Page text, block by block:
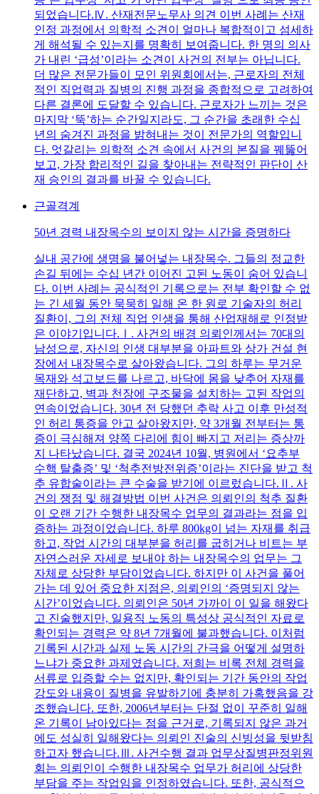
되었습니다.Ⅳ. 산재전문노무사 의견 이번 사례는 산재
인정 과정에서 의학적 소견이 얼마나 복합적이고 섬세하
게 해석될 수 있는지를 명확히 보여줍니다. 한 명의 의사
가 내린 ‘급성’이라는 소견이 사건의 전부는 아닙니다.
더 많은 전문가들이 모인 위원회에서는, 근로자의 전체
적인 직업력과 질병의 진행 과정을 종합적으로 고려하여
다른 결론에 도달할 수 있습니다. 근로자가 느끼는 것은
마지막 ‘뚝’하는 순간일지라도, 그 순간을 초래한 수십
년의 숨겨진 과정을 밝혀내는 것이 전문가의 역할입니
다. 엇갈리는 의학적 소견 속에서 사건의 본질을 꿰뚫어
보고, 가장 합리적인 길을 찾아내는 전략적인 판단이 산
재 승인의 결과를 바꿀 수 있습니다.
근골격계
50년 경력 내장목수의 보이지 않는 시간을 증명하다
실내 공간에 생명을 불어넣는 내장목수. 그들의 정교한
손길 뒤에는 수십 년간 이어진 고된 노동이 숨어 있습니
다. 이번 사례는 공식적인 기록으로는 전부 확인할 수 없
는 긴 세월 동안 묵묵히 일해 온 한 원로 기술자의 허리
질환이, 그의 전체 직업 인생을 통해 산업재해로 인정받
은 이야기입니다.Ⅰ. 사건의 배경 의뢰인께서는 70대의
남성으로, 자신의 인생 대부분을 아파트와 상가 건설 현
장에서 내장목수로 살아왔습니다. 그의 하루는 무거운
목재와 석고보드를 나르고, 바닥에 몸을 낮추어 자재를
재단하고, 벽과 천장에 구조물을 설치하는 고된 작업의
연속이었습니다. 30년 전 당했던 추락 사고 이후 만성적
인 허리 통증을 안고 살아왔지만, 약 3개월 전부터는 통
증이 극심해져 양쪽 다리에 힘이 빠지고 저리는 증상까
지 나타났습니다. 결국 2024년 10월, 병원에서 ‘요추부
수핵 탈출증’ 및 ‘척추전방전위증’이라는 진단을 받고 척
추 유합술이라는 큰 수술을 받기에 이르렀습니다.Ⅱ. 사
건의 쟁점 및 해결방법 이번 사건은 의뢰인의 척추 질환
이 오랜 기간 수행한 내장목수 업무의 결과라는 점을 입
증하는 과정이었습니다. 하루 800kg이 넘는 자재를 취급
하고, 작업 시간의 대부분을 허리를 굽히거나 비트는 부
자연스러운 자세로 보내야 하는 내장목수의 업무는 그
자체로 상당한 부담이었습니다. 하지만 이 사건을 풀어
가는 데 있어 중요한 지점은, 의뢰인의 ‘증명되지 않는
시간’이었습니다. 의뢰인은 50년 가까이 이 일을 해왔다
고 진술했지만, 일용직 노동의 특성상 공식적인 자료로
확인되는 경력은 약 8년 7개월에 불과했습니다. 이처럼
기록된 시간과 실제 노동 시간의 간극을 어떻게 설명하
느냐가 중요한 과제였습니다. 저희는 비록 전체 경력을
서류로 입증할 수는 없지만, 확인되는 기간 동안의 작업
강도와 내용이 질병을 유발하기에 충분히 가혹했음을 강
조했습니다. 또한, 2006년부터는 단절 없이 꾸준히 일해
온 기록이 남아있다는 점을 근거로, 기록되지 않은 과거
에도 성실히 일해왔다는 의뢰인 진술의 신빙성을 뒷받침
하고자 했습니다.Ⅲ. 사건수행 결과 업무상질병판정위원
회는 의뢰인이 수행한 내장목수 업무가 허리에 상당한
부담을 주는 작업임을 인정하였습니다. 또한, 공식적으